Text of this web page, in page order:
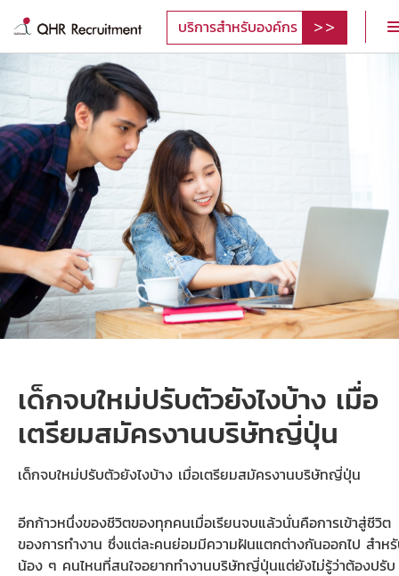
บริการสำหรับองค์กร
เด็กจบใหม่ปรับตัวยังไงบ้าง เมื่อ
เตรียมสมัครงานบริษัทญี่ปุ่น
เด็กจบใหม่ปรับตัวยังไงบ้าง เมื่อเตรียมสมัครงานบริษัทญี่ปุ่น
อีกก้าวหนึ่งของชีวิตของทุกคนเมื่อเรียนจบแล้วนั่นคือการเข้าสู่ชีวิต
ของการทำงาน ซึ่งแต่ละคนย่อมมีความฝันแตกต่างกันออกไป สำห
น้อง ๆ คนไหนที่สนใจอยากทำงานบริษัทญี่ปุ่นแต่ยังไม่รู้ว่าต้องปรับ